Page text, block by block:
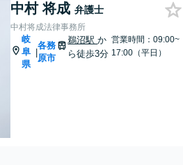
中村 将成 弁護士
中村将成法律事務所
岐
阜
県
|
各務
原市
鵜沼駅か
ら徒歩3分
営業時間：09:00~
17:00（平日）